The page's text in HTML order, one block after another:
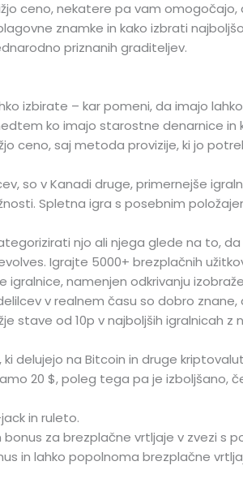
ceno, nekatere pa vam
znamke in kako izbrati
priznanih graditeljev.
izbirate – kar pomeni, da imajo
ko imajo starostne denarnice
ceno, saj metoda provizije, ki jo
so v Kanadi druge, primernejše
Spletna igra s posebnim
njo ali njega glede na to,
Igrajte 5000+ brezplačnih
namenjen odkrivanju
v realnem času so dobro
stave od 10p v najboljših igralnicah z
delujejo na Bitcoin in druge
20 $, poleg tega pa je izboljšano,
in ruleto.
za brezplačne vrtljaje v zvezi s
in lahko popolnoma brezplačne